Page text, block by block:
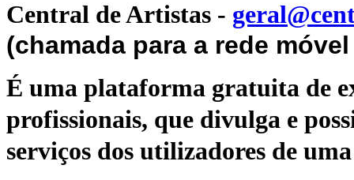
Central de Artistas -
(chamada para a rede
É uma plataforma gratuita de
profissionais, que divulga e
serviços dos utilizadores de